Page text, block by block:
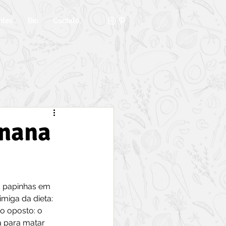
Contato
em
da dieta:
oposto: o
para matar